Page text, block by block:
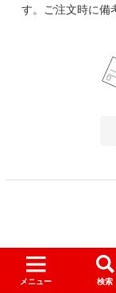
す。ご注文時に備
お
メニュー 検索